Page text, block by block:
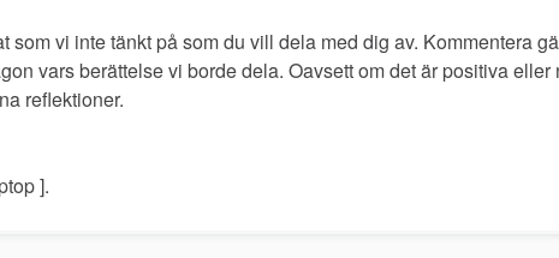
som vi inte tänkt på som du vill dela med dig av. Kommentera
vars berättelse vi borde dela. Oavsett om det är positiva
reflektioner.
].